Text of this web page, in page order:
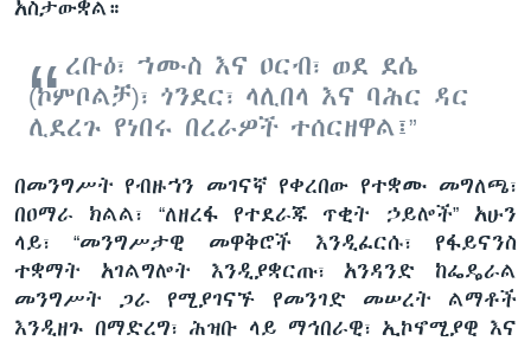
አስታውቋል።
ረቡዕ፣ ኀሙስ እና ዐርብ፣ ወደ ደሴ
(ኮምቦልቻ)፣ ጎንደር፣ ላሊበላ እና ባሕር ዳር
ሊደረጉ የነበሩ በረራዎች ተሰርዘዋል፤”
በመንግሥት የብዙኀን መገናኛ የቀረበው የተቋሙ መግለጫ፣
በዐማራ ክልል፣ “ለዘረፋ የተደራጁ ጥቂት ኃይሎች” አሁን
ላይ፣ “መንግሥታዊ መዋቅሮች እንዲፈርሱ፣ የፋይናንስ
ተቋማት አገልግሎት እንዲያቋርጡ፣ አንዳንድ ከፌዴራል
መንግሥት ጋራ የሚያገናኙ የመንገድ መሠረት ልማቶች
እንዲዘጉ በማድረግ፣ ሕዝቡ ላይ ማኅበራዊ፣ ኢኮኖሚያዊ እና